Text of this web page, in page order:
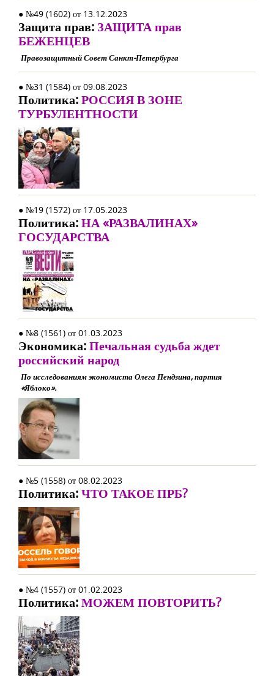
● №49 (1602) от 13.12.2023
Защита прав: ЗАЩИТА прав
БЕЖЕНЦЕВ
Правозащитный Совет Санкт-Петербурга
● №31 (1584) от 09.08.2023
Политика:РОССИЯ В ЗОНЕ
ТУРБУЛЕНТНОСТИ
● №19 (1572) от 17.05.2023
Политика:НА «РАЗВАЛИНАХ»
ГОСУДАРСТВА
● №8 (1561) от 01.03.2023
Экономика:Печальная судьба ждет
российский народ
По исследованиям экономиста Олега Пендзина, партия
«Яблоко».
● №5 (1558) от 08.02.2023
Политика:ЧТО ТАКОЕ ПРБ?
● №4 (1557) от 01.02.2023
Политика:МОЖЕМ ПОВТОРИТЬ?